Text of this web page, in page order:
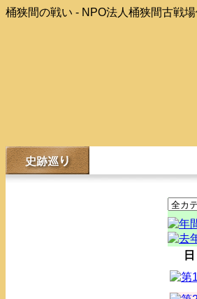
桶狭間の戦い - NPO法人桶狭間古戦
日